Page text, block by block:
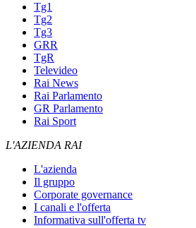
Tg1
Tg2
Tg3
GRR
TgR
Televideo
Rai News
Rai Parlamento
GR Parlamento
Rai Sport
L'AZIENDA RAI
L'azienda
Il gruppo
Corporate governance
I canali e l'offerta
Informativa sull'offerta tv